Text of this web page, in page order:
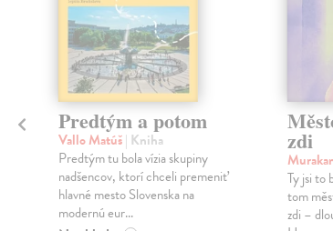
Predtým a potom
Vallo Matúš| Kniha
Predtým tu bola vízia skupiny
nadšencov, ktorí chceli premeniť
hlavné mesto Slovenska na
modernú eur...
zdi
Ty jsi to
tom
zdi –